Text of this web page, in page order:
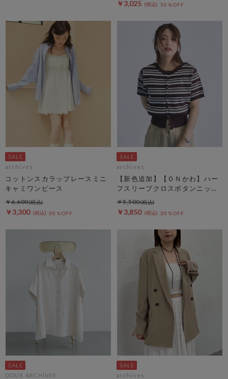
￥3,025 50％OFF
archives
コットンスカラップレースミニ
キャミワンピース
￥3,300 50％OFF
￥6,600
archives
【新色追加】【ＯＮかわ】ハー
フスリーブクロスボタンニット
カーディガン
￥3,850 30％OFF
￥5,500
DOUX ARCHIVES archives